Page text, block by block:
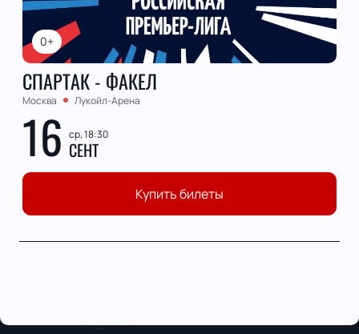
0+
СПАРТАК - ФАКЕЛ
Москва Лукойл-Арена
16 ср, 18:30
СЕНТ
Купить билеты